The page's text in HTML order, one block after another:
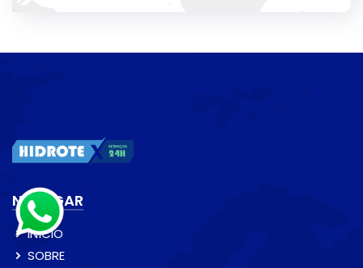
NAVEGAR
INÍCIO
SOBRE